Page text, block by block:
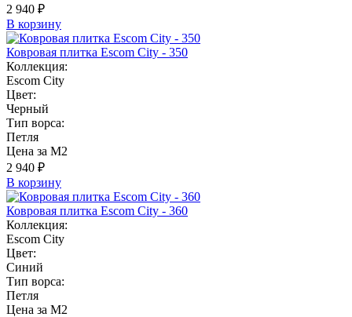
2 940 ₽
В корзину
Ковровая плитка Escom City - 350
Коллекция:
Escom City
Цвет:
Черный
Тип ворса:
Петля
Цена за М2
2 940 ₽
В корзину
Ковровая плитка Escom City - 360
Коллекция:
Escom City
Цвет:
Синий
Тип ворса:
Петля
Цена за М2